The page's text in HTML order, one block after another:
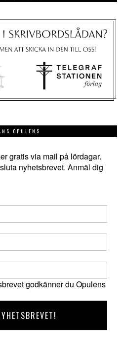
OPULENS
gratis via mail på lördagar.
nyhetsbrevet. Anmäl dig
godkänner du Opulens